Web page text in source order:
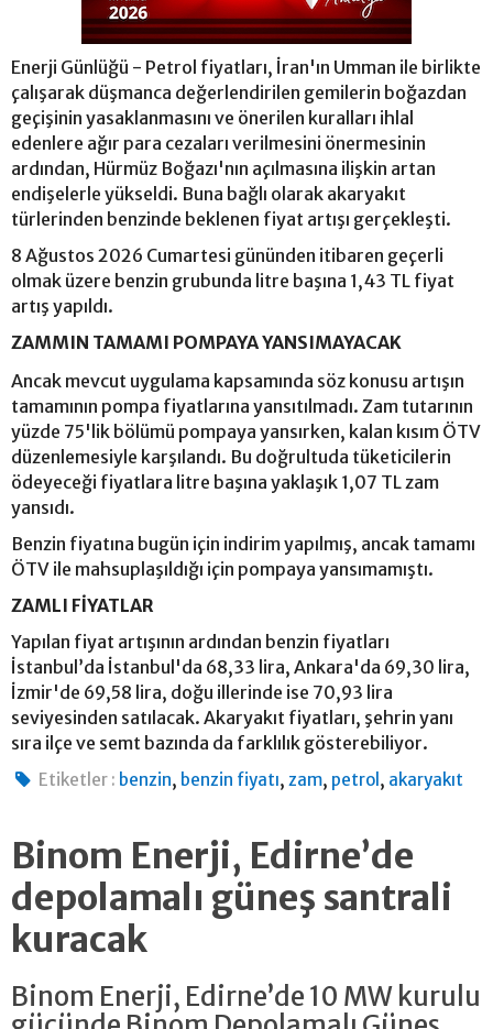
Enerji Günlüğü - Petrol fiyatları, İran'ın Umman ile birlikte
çalışarak düşmanca değerlendirilen gemilerin boğazdan
geçişinin yasaklanmasını ve önerilen kuralları ihlal
edenlere ağır para cezaları verilmesini önermesinin
ardından, Hürmüz Boğazı'nın açılmasına ilişkin artan
endişelerle yükseldi. Buna bağlı olarak akaryakıt
türlerinden benzinde beklenen fiyat artışı gerçekleşti.
8 Ağustos 2026 Cumartesi gününden itibaren geçerli
olmak üzere benzin grubunda litre başına 1,43 TL fiyat
artış yapıldı.
ZAMMIN TAMAMI POMPAYA YANSIMAYACAK
Ancak mevcut uygulama kapsamında söz konusu artışın
tamamının pompa fiyatlarına yansıtılmadı. Zam tutarının
yüzde 75'lik bölümü pompaya yansırken, kalan kısım ÖTV
düzenlemesiyle karşılandı. Bu doğrultuda tüketicilerin
ödeyeceği fiyatlara litre başına yaklaşık 1,07 TL zam
yansıdı.
Benzin fiyatına bugün için indirim yapılmış, ancak tamamı
ÖTV ile mahsuplaşıldığı için pompaya yansımamıştı.
ZAMLI FİYATLAR
Yapılan fiyat artışının ardından benzin fiyatları
İstanbul’da İstanbul'da 68,33 lira, Ankara'da 69,30 lira,
İzmir'de 69,58 lira, doğu illerinde ise 70,93 lira
seviyesinden satılacak. Akaryakıt fiyatları, şehrin yanı
sıra ilçe ve semt bazında da farklılık gösterebiliyor.
Etiketler : benzin, benzin fiyatı,zam, petrol , akaryakıt
Binom Enerji, Edirne’de
depolamalı güneş santrali
kuracak
Binom Enerji, Edirne’de 10 MW kurulu